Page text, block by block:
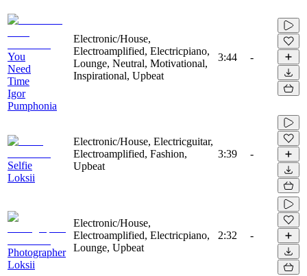
You
Need
Time
Igor
Pumphonia
Electronic/House,
Electroamplified, Electricpiano,
Lounge, Neutral, Motivational,
Inspirational, Upbeat
3:44 -
Selfie
Loksii
Electronic/House, Electricguitar,
Electroamplified, Fashion,
Upbeat
3:39 -
Photographer
Loksii
Electronic/House,
Electroamplified, Electricpiano,
Lounge, Upbeat
2:32 -